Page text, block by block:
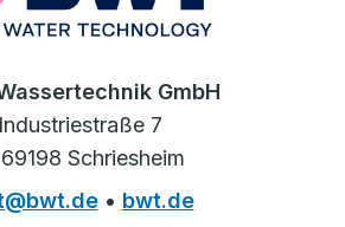
GmbH
Industriestraße 7
Schriesheim
• bwt.de